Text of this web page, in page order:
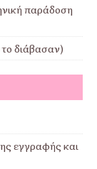
παράδοση
διάβασαν)
εγγραφής και